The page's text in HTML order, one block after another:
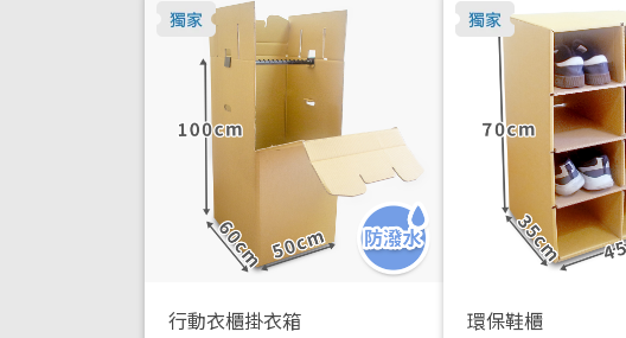
行動衣櫃掛衣箱 環保鞋櫃